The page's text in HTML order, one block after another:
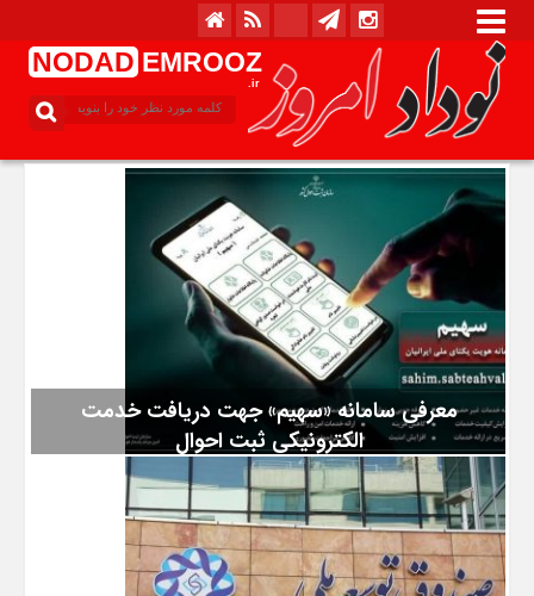
NODAD EMROOZ
.ir
معرفی سامانه «سهیم» جهت دریافت خدمت
الکترونیکی ثبت احوال
به گزارش سرویس اجتماعی نودادامروز، به نقل از ایرنا از سازمان
ثبت احوال کشور، افشار خاکباز روز چهارشنبه با اشاره به ارائه
برخی از خدمات این سازمان به صورت غیرحضوری گفت: سامانه
سهیم (https://sahim.sabteahval.ir) به عنوان درگاه خدمات یکپارچه
سازمان ثبت احوال کشور و با هدف تسهیل در ارائه خدمات هویتی